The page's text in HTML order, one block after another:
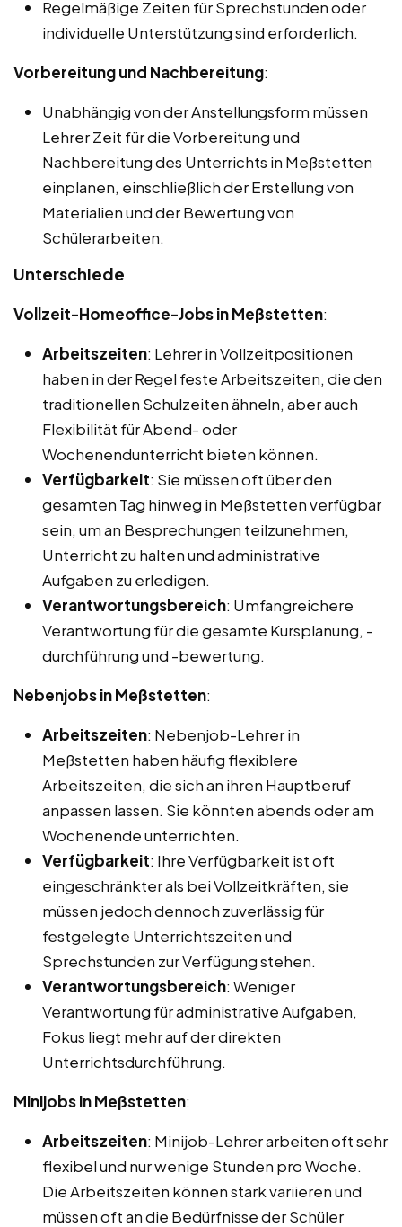
Regelmäßige Zeiten für Sprechstunden oder
individuelle Unterstützung sind erforderlich.
Vorbereitung und Nachbereitung:
Unabhängig von der Anstellungsform müssen
Lehrer Zeit für die Vorbereitung und
Nachbereitung des Unterrichts in Meßstetten
einplanen, einschließlich der Erstellung von
Materialien und der Bewertung von
Schülerarbeiten.
Unterschiede
Vollzeit-Homeoffice-Jobs in Meßstetten:
Arbeitszeiten: Lehrer in Vollzeitpositionen
haben in der Regel feste Arbeitszeiten, die den
traditionellen Schulzeiten ähneln, aber auch
Flexibilität für Abend- oder
Wochenendunterricht bieten können.
Verfügbarkeit: Sie müssen oft über den
gesamten Tag hinweg in Meßstetten verfügbar
sein, um an Besprechungen teilzunehmen,
Unterricht zu halten und administrative
Aufgaben zu erledigen.
Verantwortungsbereich: Umfangreichere
Verantwortung für die gesamte Kursplanung, -
durchführung und -bewertung.
Nebenjobs in Meßstetten:
Arbeitszeiten: Nebenjob-Lehrer in
Meßstetten haben häufig flexiblere
Arbeitszeiten, die sich an ihren Hauptberuf
anpassen lassen. Sie könnten abends oder am
Wochenende unterrichten.
Verfügbarkeit: Ihre Verfügbarkeit ist oft
eingeschränkter als bei Vollzeitkräften, sie
müssen jedoch dennoch zuverlässig für
festgelegte Unterrichtszeiten und
Sprechstunden zur Verfügung stehen.
Verantwortungsbereich: Weniger
Verantwortung für administrative Aufgaben,
Fokus liegt mehr auf der direkten
Unterrichtsdurchführung.
Minijobs in Meßstetten:
Arbeitszeiten: Minijob-Lehrer arbeiten oft sehr
flexibel und nur wenige Stunden pro Woche.
Die Arbeitszeiten können stark variieren und
müssen oft an die Bedürfnisse der Schüler